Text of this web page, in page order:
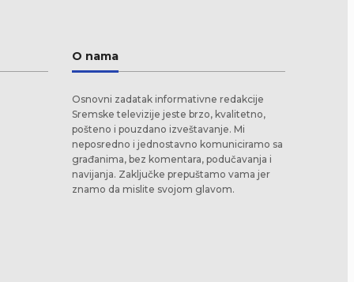
O nama
Osnovni zadatak informativne redakcije
Sremske televizije jeste brzo, kvalitetno,
pošteno i pouzdano izveštavanje. Mi
neposredno i jednostavno komuniciramo sa
građanima, bez komentara, podučavanja i
navijanja. Zaključke prepuštamo vama jer
znamo da mislite svojom glavom.